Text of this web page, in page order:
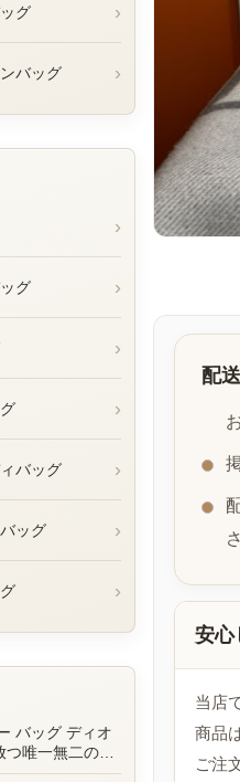
グ ›
バッグ ›
›
グ ›
›
›
バッグ ›
ッグ ›
›
バッグ ディオ
唯一無二の魅
ラインナップ徹
配
安心
当店
商品
ご注